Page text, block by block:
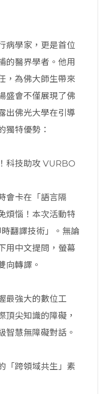
病學家，更是首位
的醫界學者。他用
，為佛大師生帶來
盛會不僅展現了佛
出佛光大學在引導
獨特優勢：
科技助攻 VURBO
會卡在「語言隔
煩惱！本次活動特
翻譯技術」。無論
用中文提問，螢幕
向轉譯。
最強大的數位工
頂尖知識的障礙，
智慧無障礙對話。
「跨領域共生」素